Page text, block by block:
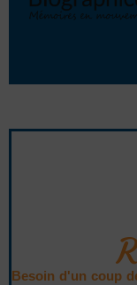
Besoin d'un coup